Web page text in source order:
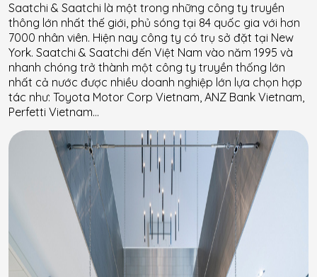
Saatchi & Saatchi là một trong những công ty truyền
thông lớn nhất thế giới, phủ sóng tại 84 quốc gia với hơn
7000 nhân viên. Hiện nay công ty có trụ sở đặt tại New
York. Saatchi & Saatchi đến Việt Nam vào năm 1995 và
nhanh chóng trở thành một công ty truyền thống lớn
nhất cả nước được nhiều doanh nghiệp lớn lựa chọn hợp
tác như: Toyota Motor Corp Vietnam, ANZ Bank Vietnam,
Perfetti Vietnam…